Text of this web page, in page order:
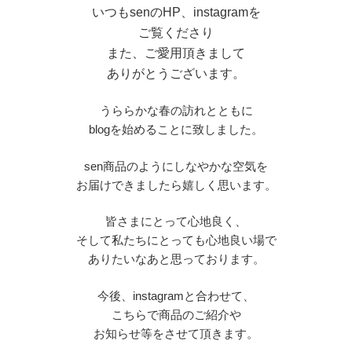
いつもsenのHP、instagramを
ご覧くださり
また、ご愛用頂きまして
ありがとうございます。
うららかな春の訪れとともに
blogを始めることに致しました。
sen商品のようにしなやかな空気を
お届けできましたら嬉しく思います。
皆さまにとって心地良く、
そして私たちにとっても心地良い場で
ありたいなあと思っております。
今後、instagramと合わせて、
こちらで商品のご紹介や
お知らせ等をさせて頂きます。